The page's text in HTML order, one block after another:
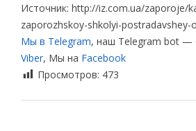
Источник: http://iz.com.ua/zaporoje/
zaporozhskoy-shkolyi-postradavshey-
Мы в Telegram, наш Telegram bot —
Viber, Мы на Facebook
Просмотров: 473